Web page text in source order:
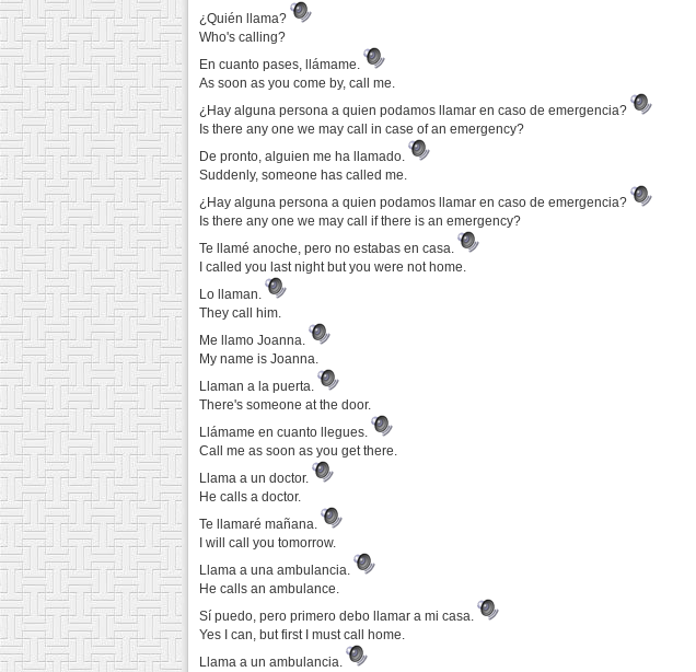
¿Quién llama?
Who's calling?
En cuanto pases, llámame.
As soon as you come by, call me.
¿Hay alguna persona a quien podamos llamar en caso de emergencia?
Is there any one we may call in case of an emergency?
De pronto, alguien me ha llamado.
Suddenly, someone has called me.
¿Hay alguna persona a quien podamos llamar en caso de emergencia?
Is there any one we may call if there is an emergency?
Te llamé anoche, pero no estabas en casa.
I called you last night but you were not home.
Lo llaman.
They call him.
Me llamo Joanna.
My name is Joanna.
Llaman a la puerta.
There's someone at the door.
Llámame en cuanto llegues.
Call me as soon as you get there.
Llama a un doctor.
He calls a doctor.
Te llamaré mañana.
I will call you tomorrow.
Llama a una ambulancia.
He calls an ambulance.
Sí puedo, pero primero debo llamar a mi casa.
Yes I can, but first I must call home.
Llama a un ambulancia.